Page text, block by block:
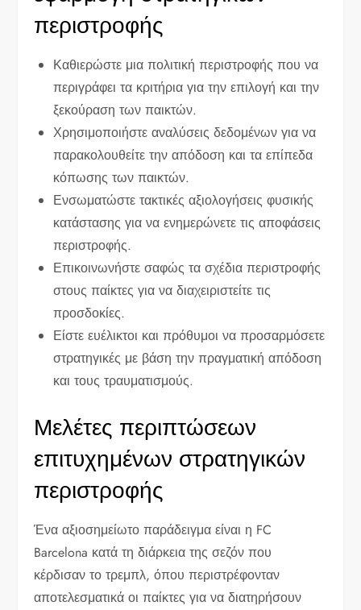
περιστροφής
Καθιερώστε μια πολιτική περιστροφής που να
περιγράφει τα κριτήρια για την επιλογή και την
ξεκούραση των παικτών.
Χρησιμοποιήστε αναλύσεις δεδομένων για να
παρακολουθείτε την απόδοση και τα επίπεδα
κόπωσης των παικτών.
Ενσωματώστε τακτικές αξιολογήσεις φυσικής
κατάστασης για να ενημερώνετε τις αποφάσεις
περιστροφής.
Επικοινωνήστε σαφώς τα σχέδια περιστροφής
στους παίκτες για να διαχειριστείτε τις
προσδοκίες.
Είστε ευέλικτοι και πρόθυμοι να προσαρμόσετε
στρατηγικές με βάση την πραγματική απόδοση
και τους τραυματισμούς.
Μελέτες περιπτώσεων
επιτυχημένων στρατηγικών
περιστροφής
Ένα αξιοσημείωτο παράδειγμα είναι η FC
Barcelona κατά τη διάρκεια της σεζόν που
κέρδισαν το τρεμπλ, όπου περιστρέφονταν
αποτελεσματικά οι παίκτες για να διατηρήσουν